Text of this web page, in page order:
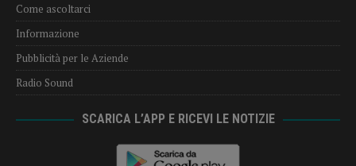
Come ascoltarci
Informazione
Pubblicità per le Aziende
Radio Sound
SCARICA L’APP E RICEVI LE NOTIZIE